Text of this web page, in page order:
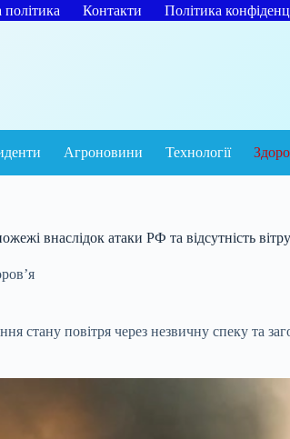
політика Контакти Політика
Агроновини Технології
внаслідок атаки РФ та відсутність
стану повітря через незвичну спеку та